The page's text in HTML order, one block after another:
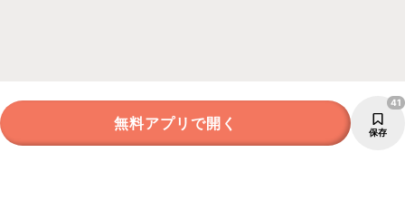
無料アプリで開く 保存
41